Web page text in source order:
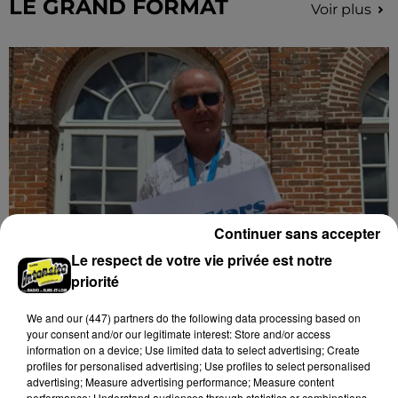
LE GRAND FORMAT Voir plus
Stars'Terre 2026 : Philippe Palmieri dévoile
les ambitions d'un...
À quelques semaines de la première édition de
Stars'Terre, organisée du 18 au 20 septembre 2026 au
Château de Courtalain, Philippe Palmieri, président...
Le respect de votre vie privée est notre
priorité
We and our (447) partnersdo the following data processing based on
your consent and/or our legitimate interest: Store and/or access
information on a device; Use limited data to select advertising; Create
profiles for personalised advertising; Use profiles to select personalised
advertising; Measure advertising performance; Measure content
Continuer sans accepter